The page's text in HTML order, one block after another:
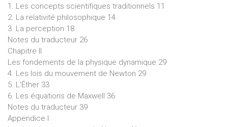
1. Les concepts scientifiques traditionnels 11
2. La relativité philosophique 14
3. La perception 18
Notes du traducteur 26
Chapitre II
Les fondements de la physique dynamique 29
4. Les lois du mouvement de Newton 29
5. L'Éther 33
6. Les équations de Maxwell 36
Notes du traducteur 39
Appendice I